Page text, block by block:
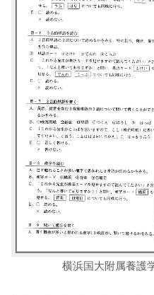
横浜国大附属養護